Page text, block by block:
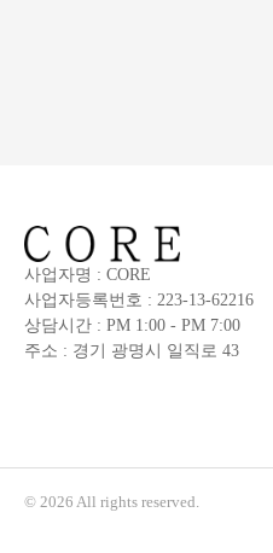
사업자명 : CORE
사업자등록번호 : 223-13-62216
상담시간 : PM 1:00 - PM 7:00
주소 : 경기 광명시 일직로 43
© 2026 All rights reserved.